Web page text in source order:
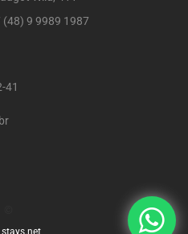
9 9989 1987
41